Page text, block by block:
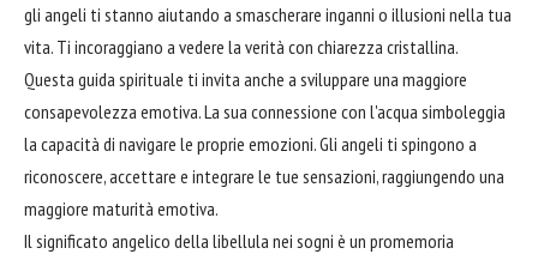
gli angeli ti stanno aiutando a smascherare inganni o illusioni nella tua
vita. Ti incoraggiano a vedere la verità con chiarezza cristallina.
Questa guida spirituale ti invita anche a sviluppare una maggiore
consapevolezza emotiva. La sua connessione con l'acqua simboleggia
la capacità di navigare le proprie emozioni. Gli angeli ti spingono a
riconoscere, accettare e integrare le tue sensazioni, raggiungendo una
maggiore maturità emotiva.
Il significato angelico della libellula nei sogni è un promemoria